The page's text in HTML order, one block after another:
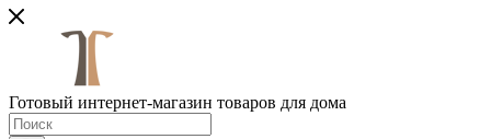
Готовый интернет-магазин товаров для дома